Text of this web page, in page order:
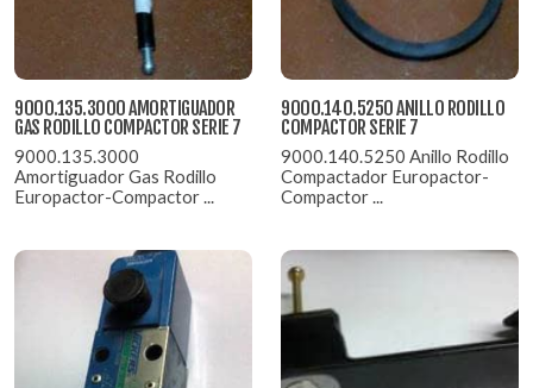
9000.135.3000 AMORTIGUADOR
GAS RODILLO COMPACTOR SERIE 7
9000.135.3000
Amortiguador Gas Rodillo
Europactor-Compactor ...
9000.140.5250 ANILLO RODILLO
COMPACTOR SERIE 7
9000.140.5250 Anillo Rodillo
Compactador Europactor-
Compactor ...